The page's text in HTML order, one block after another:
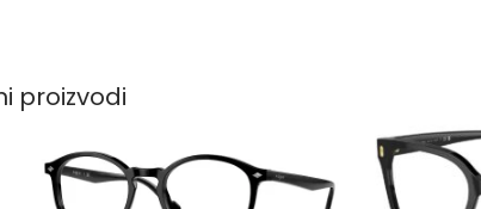
proizvodi